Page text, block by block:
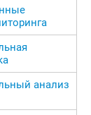
анализ